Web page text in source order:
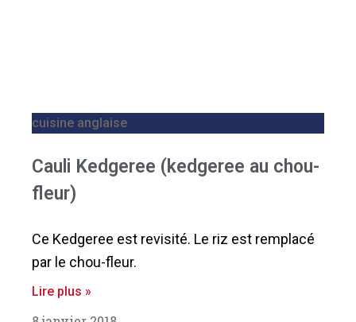
cuisine anglaise
Cauli Kedgeree (kedgeree au chou-
fleur)
Ce Kedgeree est revisité. Le riz est remplacé
par le chou-fleur.
Lire plus »